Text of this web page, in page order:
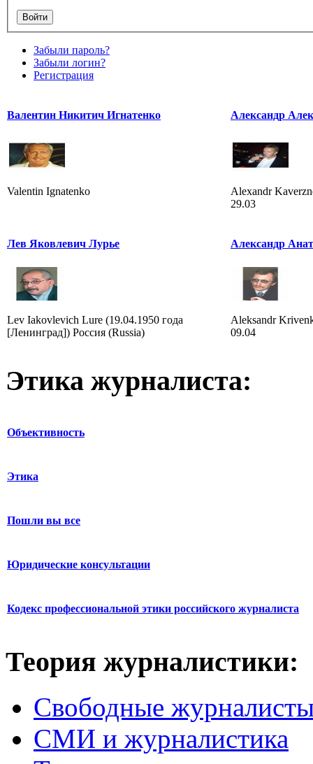
Забыли пароль?
Забыли логин?
Регистрация
Валентин Никитич Игнатенко
Valentin Ignatenko
Александр
Alexandr
29.03
Лев Яковлевич Лурье
Lev Iakovlevich Lure (19.04.1950 года
[Ленинград]) Россия (Russia)
Александр
Aleksandr
09.04
Этика журналиста:
Объективность
Этика
Пошли вы все
Юридические консультации
Кодекс профессиональной этики российского журналиста
Теория журналистики:
Свободные
СМИ и журналистика